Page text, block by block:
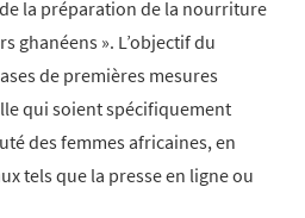
la préparation de la nourriture
ghanéens ». L’objectif du
de premières mesures
qui soient spécifiquement
des femmes africaines, en
tels que la presse en ligne ou